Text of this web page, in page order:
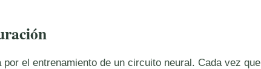
el entrenamiento de un circuito neural. Cada vez que